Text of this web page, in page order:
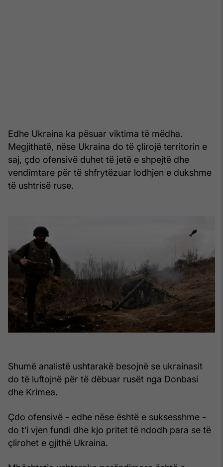
Edhe Ukraina ka pësuar viktima të mëdha.
Megjithatë, nëse Ukraina do të çlirojë territorin e
saj, çdo ofensivë duhet të jetë e shpejtë dhe
vendimtare për të shfrytëzuar lodhjen e dukshme
të ushtrisë ruse.
Shumë analistë ushtarakë besojnë se ukrainasit
do të luftojnë për të dëbuar rusët nga Donbasi
dhe Krimea.
Çdo ofensivë - edhe nëse është e suksesshme -
do t’i vjen fundi dhe kjo pritet të ndodh para se të
çlirohet e gjithë Ukraina.